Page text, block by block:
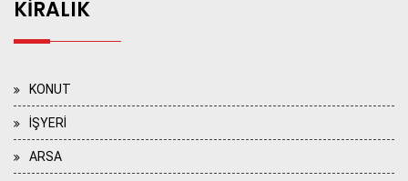
KİRALIK
KONUT
İŞYERİ
ARSA